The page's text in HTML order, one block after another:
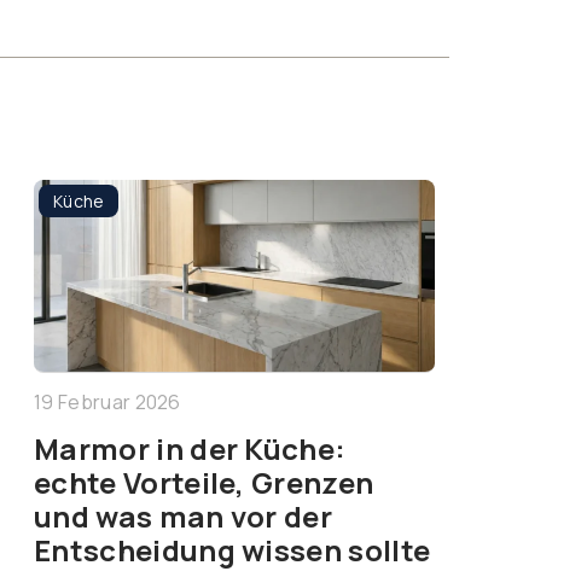
Küche
19 Februar 2026
Marmor in der Küche:
echte Vorteile, Grenzen
und was man vor der
Entscheidung wissen sollte